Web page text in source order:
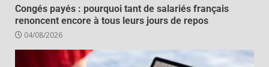
Congés payés : pourquoi tant de salariés français
renoncent encore à tous leurs jours de repos
04/08/2026